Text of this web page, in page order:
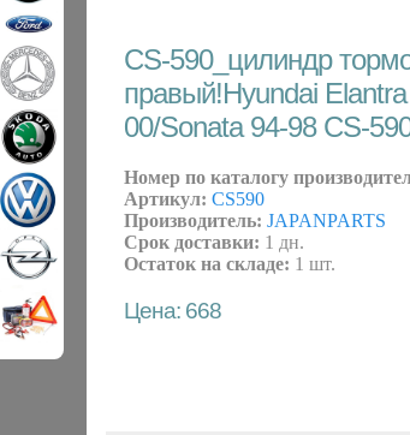
CS-590_цилиндр
правый!Hyundai
00/Sonata 94-98 CS-
Номер по каталогу
Артикул: CS590
Производитель: JAPANPARTS
Срок доставки: 1 дн.
Остаток на складе: 1 шт.
Цена: 668